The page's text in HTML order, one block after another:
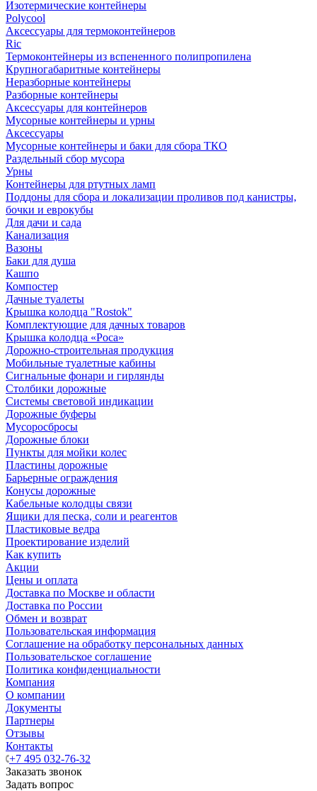
Изотермические контейнеры
Polycool
Аксессуары для термоконтейнеров
Ric
Термоконтейнеры из вспененного полипропилена
Крупногабаритные контейнеры
Неразборные контейнеры
Разборные контейнеры
Аксессуары для контейнеров
Мусорные контейнеры и урны
Аксессуары
Мусорные контейнеры и баки для сбора ТКО
Раздельный сбор мусора
Урны
Контейнеры для ртутных ламп
Поддоны для сбора и локализации проливов под канистры,
бочки и еврокубы
Для дачи и сада
Канализация
Вазоны
Баки для душа
Кашпо
Компостер
Дачные туалеты
Крышка колодца "Rostok"
Комплектующие для дачных товаров
Крышка колодца «Роса»
Дорожно-строительная продукция
Мобильные туалетные кабины
Сигнальные фонари и гирлянды
Столбики дорожные
Системы световой индикации
Дорожные буферы
Мусоросбросы
Дорожные блоки
Пункты для мойки колес
Пластины дорожные
Барьерные ограждения
Конусы дорожные
Кабельные колодцы связи
Ящики для песка, соли и реагентов
Пластиковые ведра
Проектирование изделий
Как купить
Акции
Цены и оплата
Доставка по Москве и области
Доставка по России
Обмен и возврат
Пользовательская информация
Соглашение на обработку персональных данных
Пользовательское соглашение
Политика конфиденциальности
Компания
О компании
Документы
Партнеры
Отзывы
Контакты
+7 495 032-76-32
Заказать звонок
Задать вопрос